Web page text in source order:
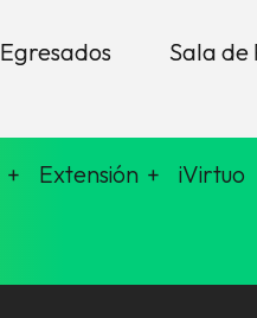
Egresados Sala de
Extensión iVirtuo